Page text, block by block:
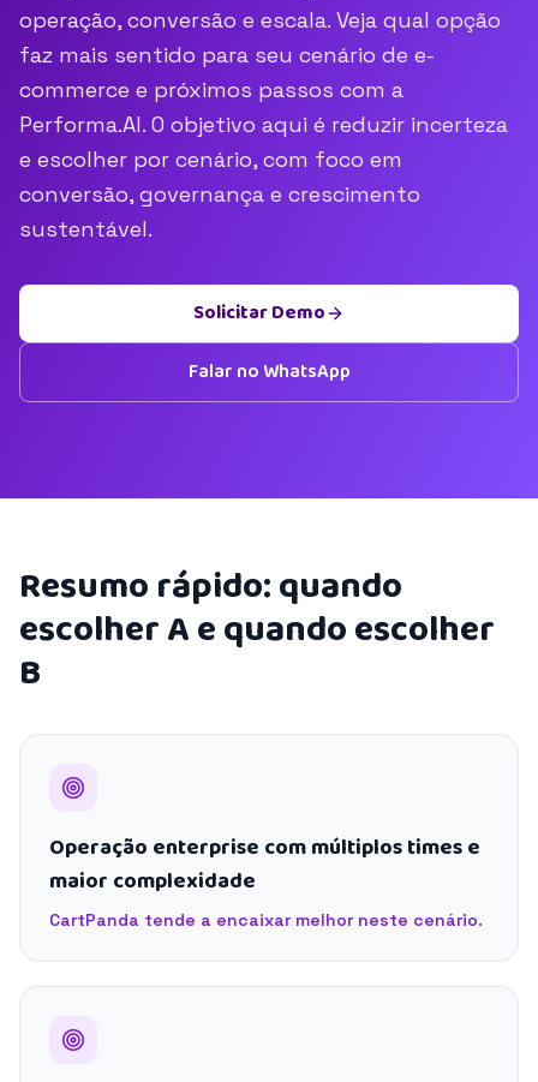
operação, conversão e escala. Veja qual opção
faz mais sentido para seu cenário de e-
commerce e próximos passos com a
Performa.AI. O objetivo aqui é reduzir incerteza
e escolher por cenário, com foco em
conversão, governança e crescimento
sustentável.
Solicitar Demo
Falar no WhatsApp
Resumo rápido: quando
escolher A e quando escolher
B
Operação enterprise com múltiplos times e
maior complexidade
CartPanda tende a encaixar melhor neste cenário.